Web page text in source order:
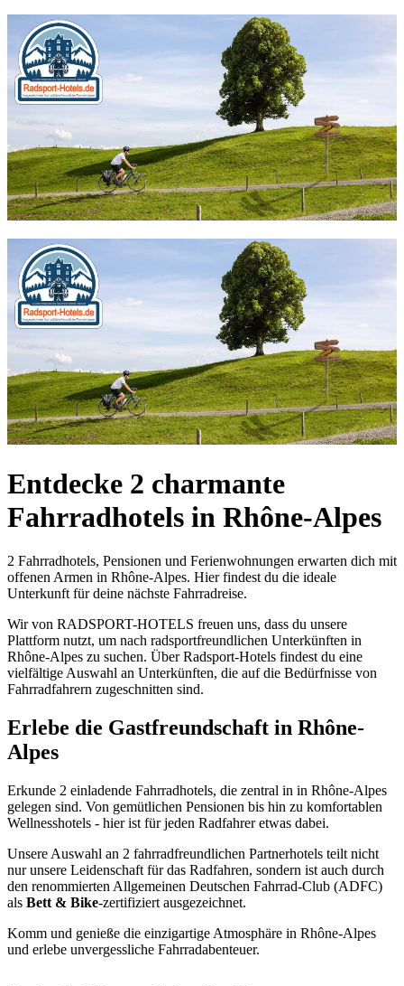
Entdecke 2 charmante
Fahrradhotels in Rhône-Alpes
2 Fahrradhotels, Pensionen und Ferienwohnungen erwarten dich mit
offenen Armen in Rhône-Alpes. Hier findest du die ideale
Unterkunft für deine nächste Fahrradreise.
Wir von RADSPORT-HOTELS freuen uns, dass du unsere
Plattform nutzt, um nach radsportfreundlichen Unterkünften in
Rhône-Alpes zu suchen. Über Radsport-Hotels findest du eine
vielfältige Auswahl an Unterkünften, die auf die Bedürfnisse von
Fahrradfahrern zugeschnitten sind.
Erlebe die Gastfreundschaft in Rhône-
Alpes
Erkunde 2 einladende Fahrradhotels, die zentral in in Rhône-Alpes
gelegen sind. Von gemütlichen Pensionen bis hin zu komfortablen
Wellnesshotels - hier ist für jeden Radfahrer etwas dabei.
Unsere Auswahl an 2 fahrradfreundlichen Partnerhotels teilt nicht
nur unsere Leidenschaft für das Radfahren, sondern ist auch durch
den renommierten Allgemeinen Deutschen Fahrrad-Club (ADFC)
als Bett & Bike-zertifiziert ausgezeichnet.
Komm und genieße die einzigartige Atmosphäre in Rhône-Alpes
und erlebe unvergessliche Fahrradabenteuer.